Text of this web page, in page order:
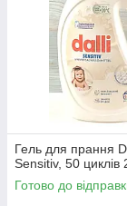
Гель для прання
Sensitiv, 50 циклів
Готово до